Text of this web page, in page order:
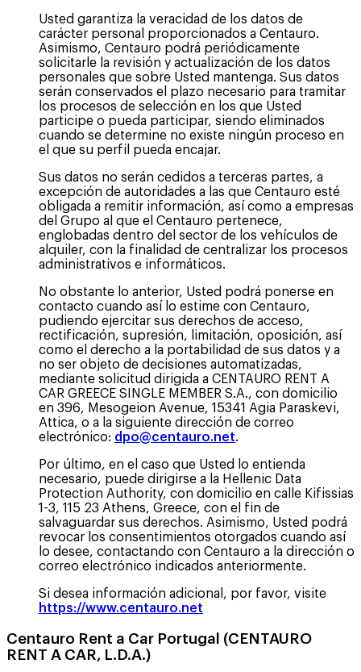
Usted garantiza la veracidad de los datos de
carácter personal proporcionados a Centauro.
Asimismo, Centauro podrá periódicamente
solicitarle la revisión y actualización de los datos
personales que sobre Usted mantenga. Sus datos
serán conservados el plazo necesario para tramitar
los procesos de selección en los que Usted
participe o pueda participar, siendo eliminados
cuando se determine no existe ningún proceso en
el que su perfil pueda encajar.
Sus datos no serán cedidos a terceras partes, a
excepción de autoridades a las que Centauro esté
obligada a remitir información, así como a empresas
del Grupo al que el Centauro pertenece,
englobadas dentro del sector de los vehículos de
alquiler, con la finalidad de centralizar los procesos
administrativos e informáticos.
No obstante lo anterior, Usted podrá ponerse en
contacto cuando así lo estime con Centauro,
pudiendo ejercitar sus derechos de acceso,
rectificación, supresión, limitación, oposición, así
como el derecho a la portabilidad de sus datos y a
no ser objeto de decisiones automatizadas,
mediante solicitud dirigida a CENTAURO RENT A
CAR GREECE SINGLE MEMBER S.A., con domicilio
en 396, Mesogeion Avenue, 15341 Agia Paraskevi,
Attica, o a la siguiente dirección de correo
electrónico: dpo@centauro.net.
Por último, en el caso que Usted lo entienda
necesario, puede dirigirse a la Hellenic Data
Protection Authority, con domicilio en calle Kifissias
1-3, 115 23 Athens, Greece, con el fin de
salvaguardar sus derechos. Asimismo, Usted podrá
revocar los consentimientos otorgados cuando así
lo desee, contactando con Centauro a la dirección o
correo electrónico indicados anteriormente.
Si desea información adicional, por favor, visite
https://www.centauro.net
Centauro Rent a Car Portugal (CENTAURO
RENT A CAR, L.D.A.)